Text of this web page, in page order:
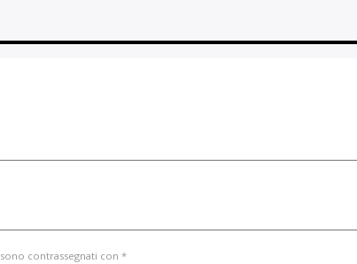
contrassegnati con *